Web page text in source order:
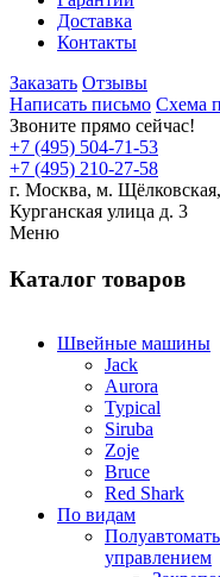
Доставка
Контакты
Заказать Отзывы
Написать письмо Схема
Звоните прямо сейчас!
+7 (495) 504-71-53
+7 (495) 210-27-58
г. Москва, м. Щёлковская,
Курганская улица д. 3
Меню
Каталог товаров
Швейные машины
Jack
Aurora
Typical
Siruba
Zoje
Bruce
Red Shark
По видам
управлением